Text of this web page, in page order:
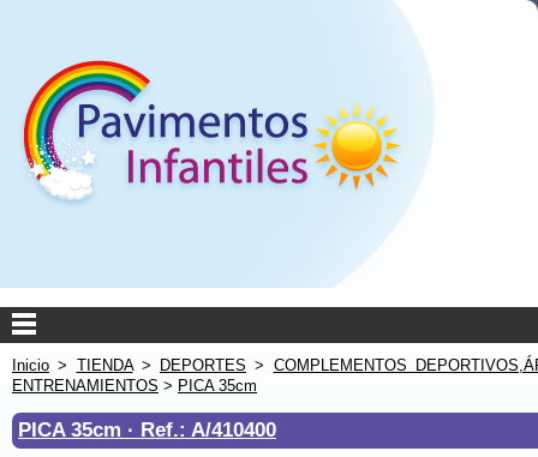
Inicio > TIENDA> DEPORTES > COMPLEMENTOS
ENTRENAMIENTOS > PICA 35cm
PICA 35cm · Ref.: A/410400